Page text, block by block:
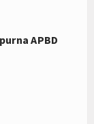
APBD